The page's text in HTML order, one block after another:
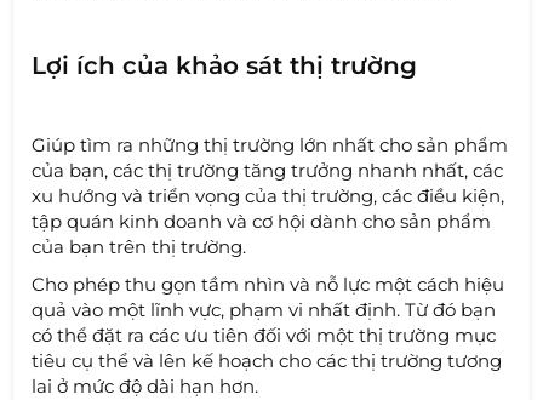
Lợi ích của khảo sát thị trường
Giúp tìm ra những thị trường lớn nhất cho sản phẩm
của bạn, các thị trường tăng trưởng nhanh nhất, các
xu hướng và triển vọng của thị trường, các điều kiện,
tập quán kinh doanh và cơ hội dành cho sản phẩm
của bạn trên thị trường.
Cho phép thu gọn tầm nhìn và nỗ lực một cách hiệu
quả vào một lĩnh vực, phạm vi nhất định. Từ đó bạn
có thể đặt ra các ưu tiên đối với một thị trường mục
tiêu cụ thể và lên kế hoạch cho các thị trường tương
lai ở mức độ dài hạn hơn.